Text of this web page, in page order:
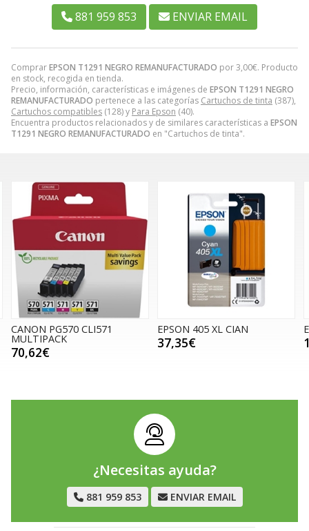
ComprarEPSON T1291 NEGRO REMANUFACTURADO por3,00€. Producto
en stock, recogida en tienda.
Precio, información, características e imágenes de EPSON T1291 NEGRO
REMANUFACTURADO pertenece a las categorías Cartuchos de tinta (387),
Cartuchos compatibles (128) y Para Epson (40).
Encuentra productos relacionados y de similares características a EPSON
T1291 NEGRO REMANUFACTURADO en "Cartuchos de tinta".
881 959 853 ENVIAR EMAIL
EPSON 405 XL CIAN
37,35€
EPSON T1281 NEGRO
14,90€
¿Necesitas ayuda?
881 959 853 ENVIAR EMAIL